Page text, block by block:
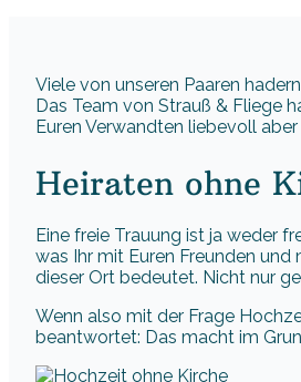
Viele von unseren Paaren
Das Team von Strauß & Fliege
Euren Verwandten liebevoll
Heiraten ohne
Eine freie Trauung ist ja weder
was Ihr mit Euren Freunden
dieser Ort bedeutet. Nicht nur
Wenn also mit der Frage
beantwortet: Das macht im